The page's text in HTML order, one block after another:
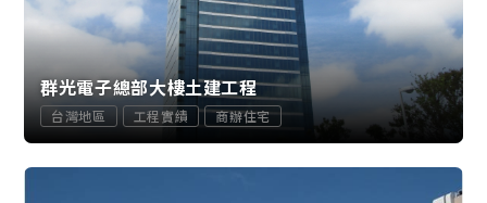
群光電子總部大樓土建工程
台灣地區 工程實績 商辦住宅